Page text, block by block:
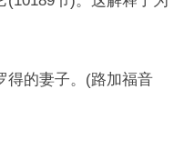
得的妻子。(路加福音